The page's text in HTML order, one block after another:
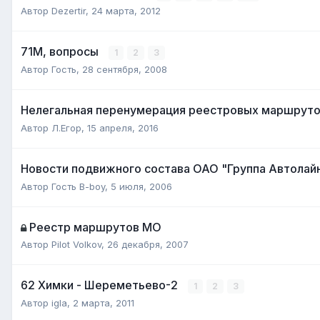
Автор Dezertir, 24 марта, 2012
71М, вопросы 1 2 3
Автор Гость, 28 сентября, 2008
Нелегальная перенумерация реестровых
Автор Л.Егор, 15 апреля, 2016
Новости подвижного состава ОАО "Группа
Автор Гость B-boy, 5 июля, 2006
Реестр маршрутов МО
Автор Pilot Volkov, 26 декабря, 2007
62 Химки - Шереметьево-2 1 2 3
Автор igla, 2 марта, 2011